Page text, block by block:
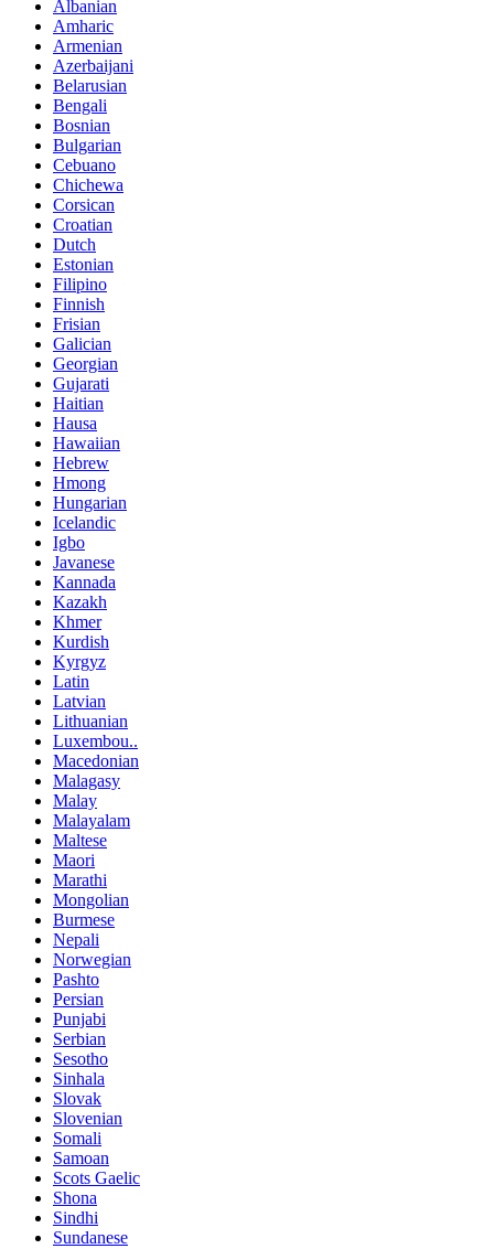
Albanian
Amharic
Armenian
Azerbaijani
Belarusian
Bengali
Bosnian
Bulgarian
Cebuano
Chichewa
Corsican
Croatian
Dutch
Estonian
Filipino
Finnish
Frisian
Galician
Georgian
Gujarati
Haitian
Hausa
Hawaiian
Hebrew
Hmong
Hungarian
Icelandic
Igbo
Javanese
Kannada
Kazakh
Khmer
Kurdish
Kyrgyz
Latin
Latvian
Lithuanian
Luxembou..
Macedonian
Malagasy
Malay
Malayalam
Maltese
Maori
Marathi
Mongolian
Burmese
Nepali
Norwegian
Pashto
Persian
Punjabi
Serbian
Sesotho
Sinhala
Slovak
Slovenian
Somali
Samoan
Scots Gaelic
Shona
Sindhi
Sundanese